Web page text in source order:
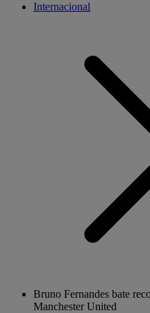
Internacional
Bruno Fernandes bate
Manchester United